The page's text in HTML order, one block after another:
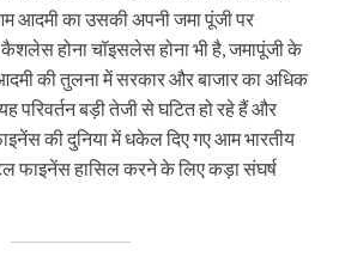
आदमी का उसकी अपनी जमा पूंजी पर
होना चॉइसलेस होना भी है, जमापूंजी के
की तुलना में सरकार और बाजार का अधिक
परिवर्तन बड़ी तेजी से घटित हो रहे हैं और
की दुनिया में धकेल दिए गए आम भारतीय
फाइनेंस हासिल करने के लिए कड़ा संघर्ष